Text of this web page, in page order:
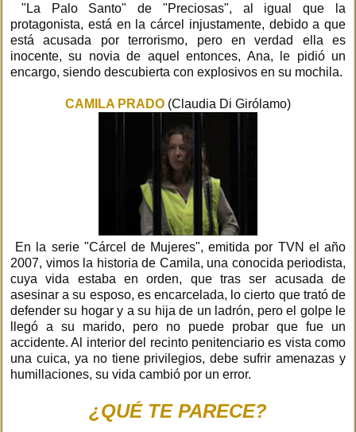
"La Palo Santo" de "Preciosas", al igual que la
protagonista, está en la cárcel injustamente, debido a que
está acusada por terrorismo, pero en verdad ella es
inocente, su novia de aquel entonces, Ana, le pidió un
encargo, siendo descubierta con explosivos en su mochila.
CAMILA PRADO (Claudia Di Girólamo)
En la serie "Cárcel de Mujeres", emitida por TVN el año
2007, vimos la historia de Camila, una conocida periodista,
cuya vida estaba en orden, que tras ser acusada de
asesinar a su esposo, es encarcelada, lo cierto que trató de
defender su hogar y a su hija de un ladrón, pero el golpe le
llegó a su marido, pero no puede probar que fue un
accidente. Al interior del recinto penitenciario es vista como
una cuica, ya no tiene privilegios, debe sufrir amenazas y
humillaciones, su vida cambió por un error.
¿QUÉ TE PARECE?